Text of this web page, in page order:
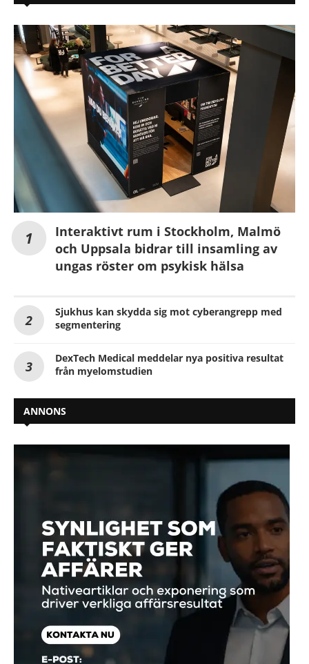
Interaktivt rum i Stockholm, Malmö
och Uppsala bidrar till insamling av
ungas röster om psykisk hälsa
Sjukhus kan skydda sig mot cyberangrepp med
segmentering
DexTech Medical meddelar nya positiva resultat
från myelomstudien
ANNONS